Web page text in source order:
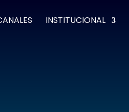
INSTITUCIONAL